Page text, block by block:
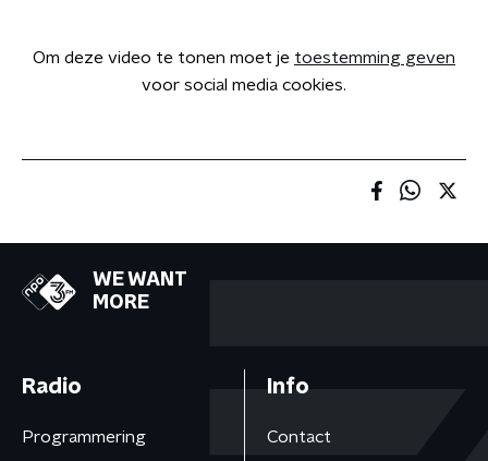
Om deze video te tonen moet je toestemming geven
voor social media cookies.
WE WANT
MORE
Radio
Programmering
Info
Contact